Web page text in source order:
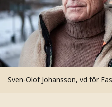
Sven-Olof Johansson, vd för